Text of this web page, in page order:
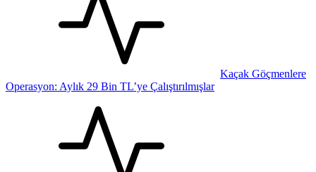
Kaçak Göçmenlere
Operasyon: Aylık 29 Bin TL’ye Çalıştırılmışlar